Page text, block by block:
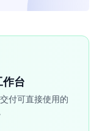
台
付可直接使用的